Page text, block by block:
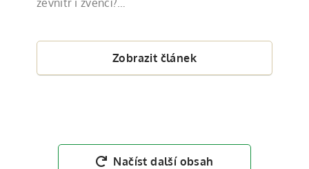
zevnitř i zvenčí?…
Zobrazit článek
Načíst další obsah